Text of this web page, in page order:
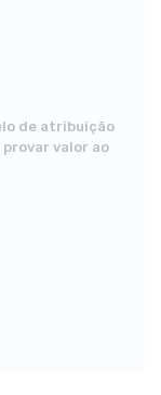
de atribuição
valor ao